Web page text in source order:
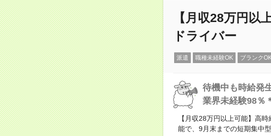
【月収28万円以
ドライバー
派遣 職種未経験OK ブランクOK
待機中も時給発
業界未経験98％
【月収28万円以上可能】高
能で、9月末までの短期集中型